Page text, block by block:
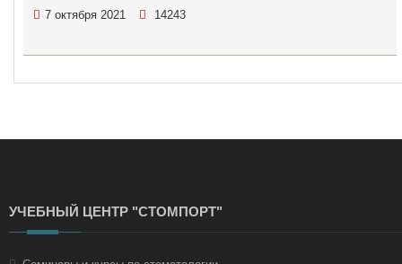
7 октября 2021 14243
УЧЕБНЫЙ ЦЕНТР "СТОМПОРТ"